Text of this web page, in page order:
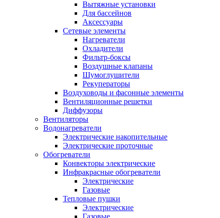
Вытяжные установки
Для бассейнов
Аксессуары
Сетевые элементы
Нагреватели
Охладители
Фильтр-боксы
Воздушные клапаны
Шумоглушители
Рекуператоры
Воздуховоды и фасонные элементы
Вентиляционные решетки
Диффузоры
Вентиляторы
Водонагреватели
Электрические накопительные
Электрические проточные
Обогреватели
Конвекторы электрические
Инфракрасные обогреватели
Электрические
Газовые
Тепловые пушки
Электрические
Газовые